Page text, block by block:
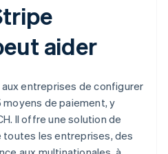
aider
entreprises de configurer
moyens de paiement, y
Il offre une solution de
toutes les entreprises, des